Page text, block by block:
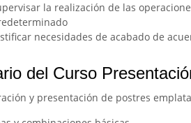
la realización de las
necesidades de acabado de
del Curso
y presentación de postres